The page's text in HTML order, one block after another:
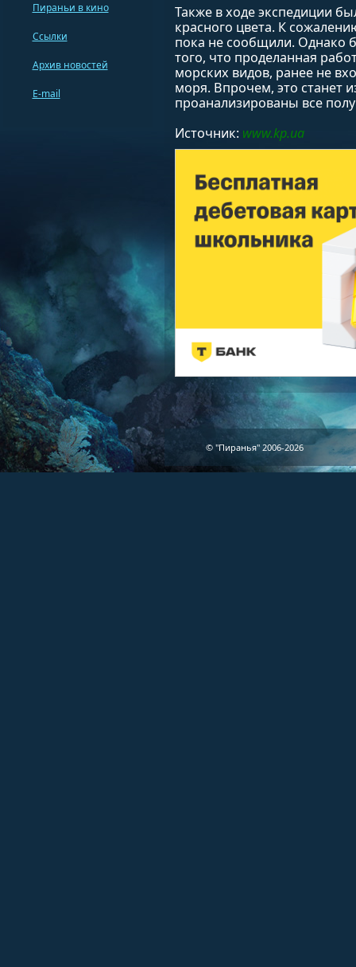
Также в ходе экспедиции
красного цвета. К
пока не сообщили. Однако
того, что проделанная
морских видов, ранее не
моря. Впрочем, это станет
проанализированы все
Источник: www.kp.ua
Пираньи в кино
Ссылки
Архив новостей
E-mail
© "Пиранья" 2006-2026